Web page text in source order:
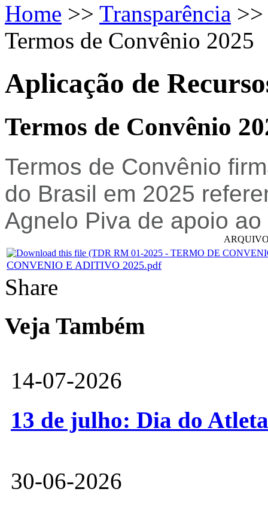
Home >> Transparência >>
Termos de Convênio 2025
Aplicação de
Termos de Convênio
Termos de Convênio
do Brasil em 2025
Agnelo Piva de apoio
CONVENIO E ADITIVO 2025.pdf
Share
Veja Também
14-07-2026
13 de julho: Dia do
30-06-2026